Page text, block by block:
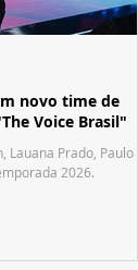
novo time de
Voice Brasil"
Lauana Prado, Paulo
2026.